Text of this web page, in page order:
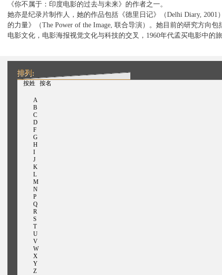
《你不属于：印度电影的过去与未来》的作者之一。
她亦是纪录片制作人，她的作品包括《德里日记》（Delhi Diary, 2001
的力量》（The Power of the Image, 联合导演）。她目前的研究方向包
电影文化，电影海报视觉文化与科技的交叉，1960年代孟买电影中的
排列:
按姓
（活动标签） 按名
A
B
C
D
F
G
H
I
J
K
L
M
N
P
Q
R
S
T
U
V
W
X
Y
Z